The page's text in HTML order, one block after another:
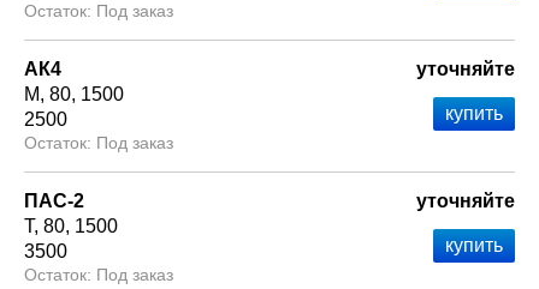
Под заказ
АК4
М 80 1500
2500
Под заказ
уточняйте
ПАС-2
Т 80 1500
3500
Под заказ
уточняйте